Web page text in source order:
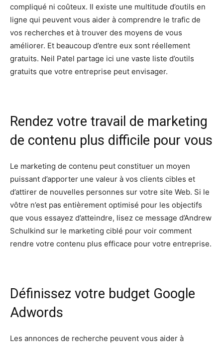
compliqué ni coûteux. Il existe une multitude d’outils en
ligne qui peuvent vous aider à comprendre le trafic de
vos recherches et à trouver des moyens de vous
améliorer. Et beaucoup d’entre eux sont réellement
gratuits. Neil Patel partage ici une vaste liste d’outils
gratuits que votre entreprise peut envisager.
Rendez votre travail de marketing
de contenu plus difficile pour vous
Le marketing de contenu peut constituer un moyen
puissant d’apporter une valeur à vos clients cibles et
d’attirer de nouvelles personnes sur votre site Web. Si le
vôtre n’est pas entièrement optimisé pour les objectifs
que vous essayez d’atteindre, lisez ce message d’Andrew
Schulkind sur le marketing ciblé pour voir comment
rendre votre contenu plus efficace pour votre entreprise.
Définissez votre budget Google
Adwords
Les annonces de recherche peuvent vous aider à